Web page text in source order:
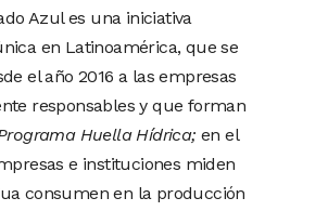
Azul es una iniciativa
en Latinoamérica, que se
el año 2016 a las empresas
responsables y que forman
Huella Hídrica;en el
e instituciones miden
consumen en la producción